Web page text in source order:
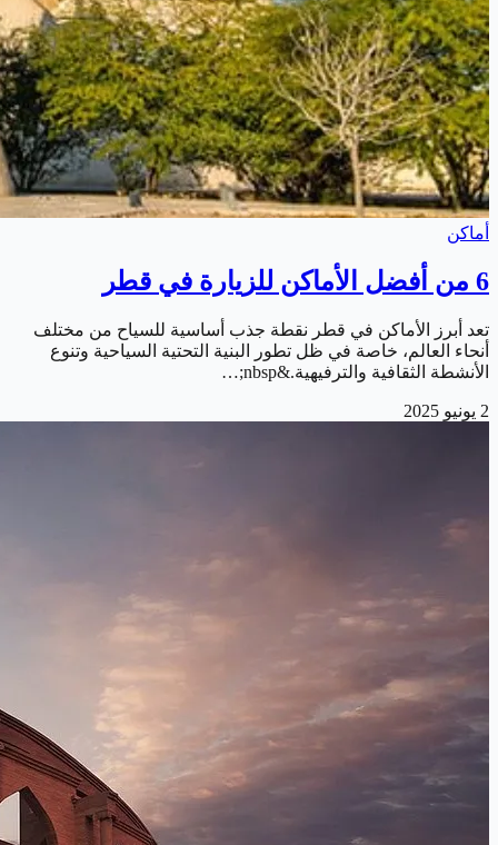
أماكن
6 من أفضل الأماكن للزيارة في قطر
تعد أبرز الأماكن في قطر نقطة جذب أساسية للسياح من مختلف
أنحاء العالم، خاصة في ظل تطور البنية التحتية السياحية وتنوع
الأنشطة الثقافية والترفيهية.&nbsp;…
2 يونيو 2025